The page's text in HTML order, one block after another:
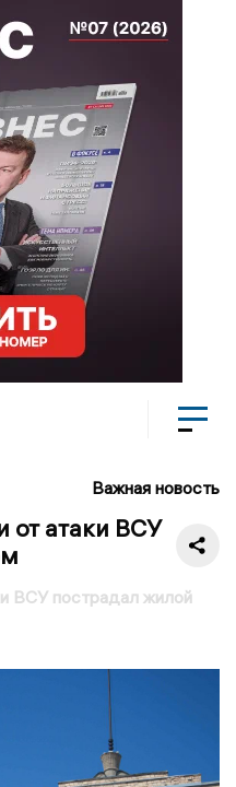
Важная новость
от атаки ВСУ
ВСУ пострадал жилой